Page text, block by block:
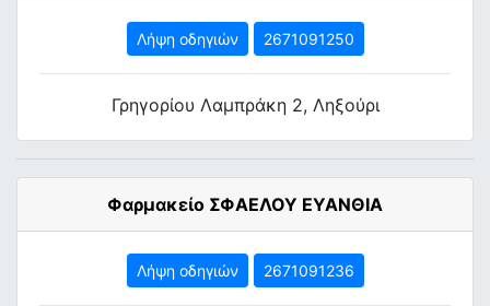
Λήψη οδηγιών 2671091250
Γρηγορίου Λαμπράκη 2, Ληξούρι
Φαρμακείο ΣΦΑΕΛΟΥ ΕΥΑΝΘΙΑ
Λήψη οδηγιών 2671091236